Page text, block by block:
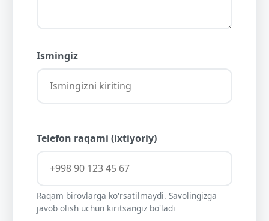
Ismingiz
Telefon raqami (ixtiyoriy)
Raqam birovlarga ko'rsatilmaydi. Savolingizga
javob olish uchun kiritsangiz bo'ladi